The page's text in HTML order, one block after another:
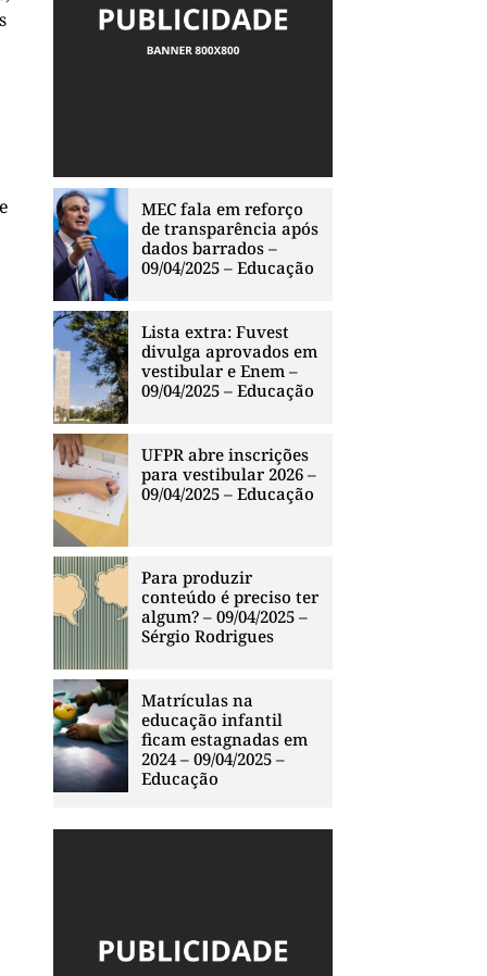
MEC fala em reforço
de transparência após
dados barrados –
09/04/2025 – Educação
Lista extra: Fuvest
divulga aprovados em
vestibular e Enem –
09/04/2025 – Educação
UFPR abre inscrições
para vestibular 2026 –
09/04/2025 – Educação
Para produzir
conteúdo é preciso ter
algum? – 09/04/2025 –
Sérgio Rodrigues
Matrículas na
educação infantil
ficam estagnadas em
2024 – 09/04/2025 –
Educação